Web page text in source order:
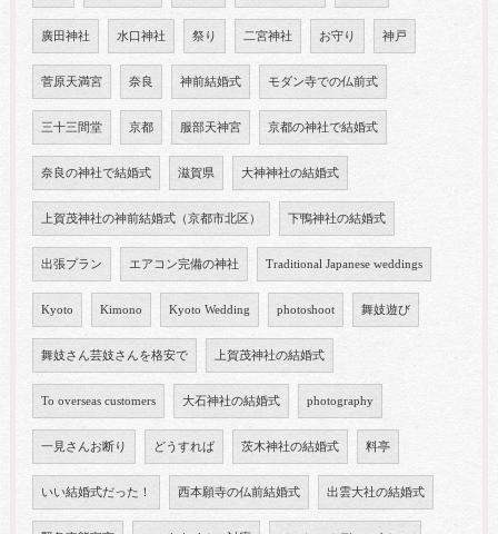
廣田神社 水口神社 祭り 二宮神社 お守り 神戸
菅原天満宮 奈良 神前結婚式 モダン寺での仏前式
三十三間堂 京都 服部天神宮 京都の神社で結婚式
奈良の神社で結婚式 滋賀県 大神神社の結婚式
上賀茂神社の神前結婚式（京都市北区） 下鴨神社の結婚式
出張プラン エアコン完備の神社 Traditional Japanese weddings
Kyoto Kimono Kyoto Wedding photoshoot 舞妓遊び
舞妓さん芸妓さんを格安で 上賀茂神社の結婚式
To overseas customers 大石神社の結婚式 photography
一見さんお断り どうすれば 茨木神社の結婚式 料亭
いい結婚式だった！ 西本願寺の仏前結婚式 出雲大社の結婚式